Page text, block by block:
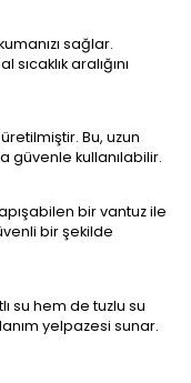
sağlar.
aralığını
Bu, uzun
güvenle kullanılabilir.
bir vantuz ile
bir şekilde
su hem de tuzlu su
yelpazesi sunar.